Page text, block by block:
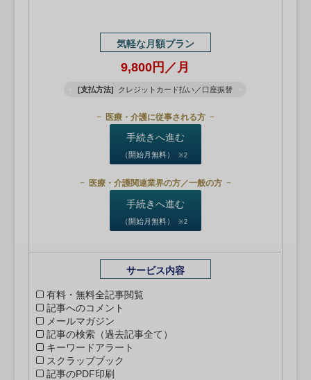
気軽な月額プラン
9,800円／月
[支払方法] クレジットカード払い／口座振替
医療・介護に従事される方
手続きへ進む
（開始月無料） ※2
医療・介護関連業界の方／一般の方
手続きへ進む
（開始月無料） ※2
サービス内容
有料・無料全記事閲覧
記事へのコメント
メールマガジン
記事の検索（過去記事全て）
キーワードアラート
スクラップブック
記事のPDF印刷